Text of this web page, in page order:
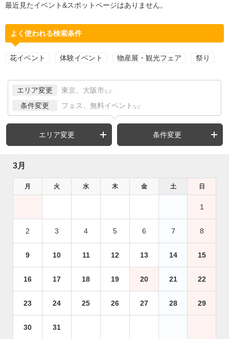
最近見たイベント&スポットページはありません。
よく使われる検索条件
花イベント 体験イベント 物産展・観光フェア 祭り
エリア変更 東京、大阪市 など
条件変更 フェス、無料イベント など
エリア変更 条件変更
3月
月 火 水 木 金 土 日
1
2 3 4 5 6 7 8
9 10 11 12 13 14 15
16 17 18 19 20 21 22
23 24 25 26 27 28 29
30 31